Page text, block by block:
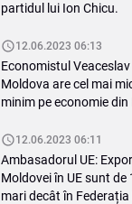
partidul lui Ion Chicu.
12.06.2023 06:13
Economistul
Moldova are cel mai
minim pe economie din
12.06.2023 06:11
Ambasadorul UE:
Moldovei în UE sunt de
mari decât în Federația